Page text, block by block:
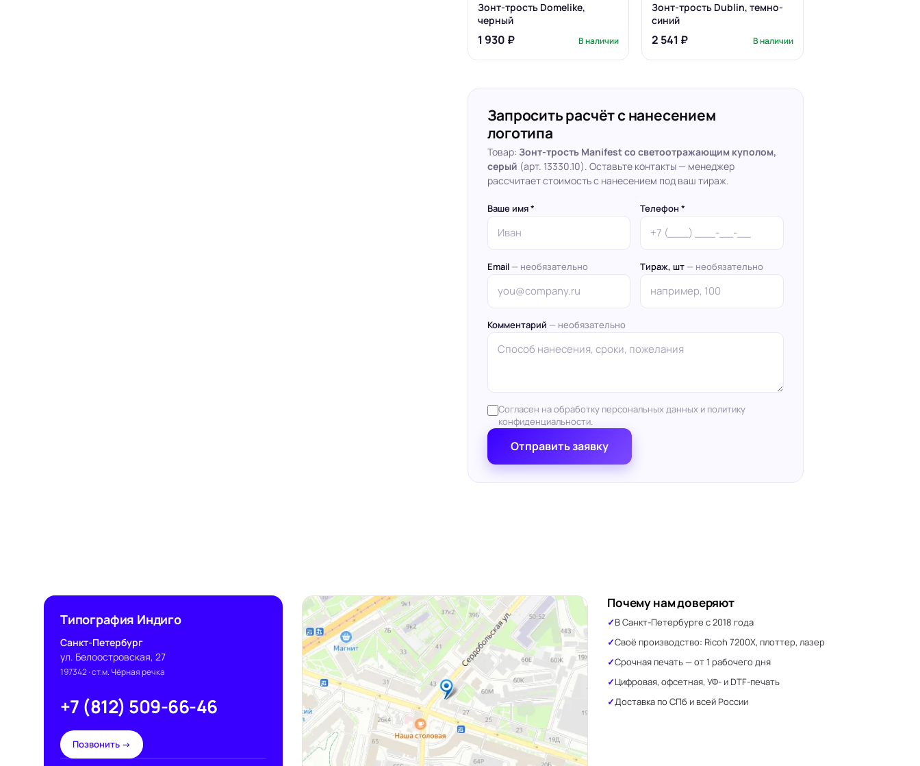
Зонт-трость Domelike,
черный
1 930 ₽ В наличии
Зонт-трость Dublin, темно-
синий
2 541 ₽ В наличии
Запросить расчёт с нанесением
логотипа
Товар: Зонт-трость Manifest со светоотражающим куполом,
серый (арт. 13330.10). Оставьте контакты — менеджер
рассчитает стоимость с нанесением под ваш тираж.
Ваше имя * Телефон *
Email — необязательно Тираж, шт — необязательно
Комментарий — необязательно
Согласен на обработку персональных данных и политику
конфиденциальности.
Отправить заявку
Типография Индиго
Санкт-Петербург
ул. Белоостровская, 27
197342· ст.м. Чёрная речка
+7 (812) 509-66-46
Позвонить →
Почему нам доверяют
В Санкт-Петербурге с 2018 года
Своё производство: Ricoh 7200X, плоттер, лазер
Срочная печать — от 1 рабочего дня
Цифровая, офсетная, УФ- и DTF-печать
Доставка по СПб и всей России